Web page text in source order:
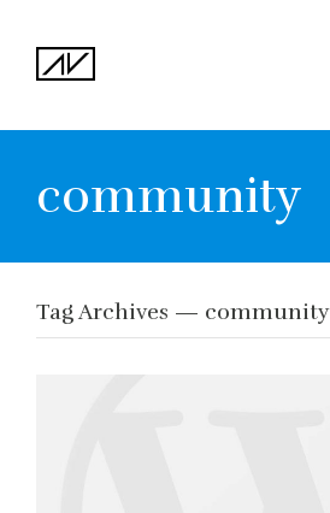
community
Tag Archives — community